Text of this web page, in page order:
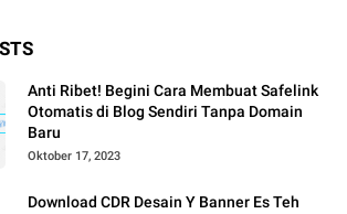
Anti Ribet! Begini Cara Membuat Safelink
Otomatis di Blog Sendiri Tanpa Domain
Baru
Oktober 17, 2023
Download CDR Desain Y Banner Es Teh